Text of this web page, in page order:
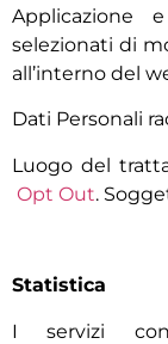
Applicazione
selezionati di
all’interno del
Dati Personali
Luogo del
Opt Out.
Statistica
I servizi